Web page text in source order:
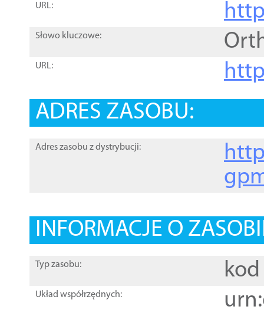
URL:
Słowo kluczowe:
URL:
ADRES ZASOBU:
Adres zasobu z dystrybucji:
INFORMACJE O
Typ zasobu: kod
Układ współrzędnych: